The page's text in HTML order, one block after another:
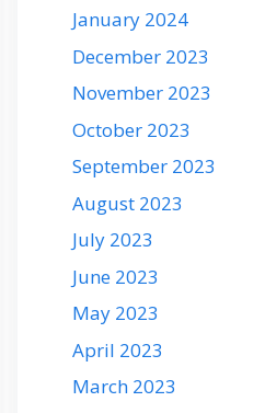
January 2024
December 2023
November 2023
October 2023
September 2023
August 2023
July 2023
June 2023
May 2023
April 2023
March 2023